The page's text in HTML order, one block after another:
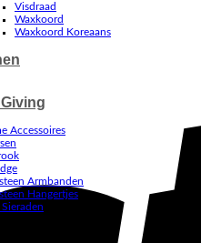
Visdraad
Waxkoord
Waxkoord Koreaans
Accessoires
Armbanden
Hangertjes
Sieraden